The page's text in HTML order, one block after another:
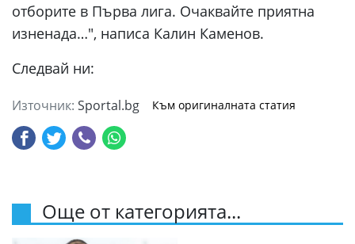
отборите в Първа лига. Очаквайте приятна
изненада…", написа Калин Каменов.
Следвай ни:
Източник: Sportal.bg Към оригиналната статия
Още от категорията...